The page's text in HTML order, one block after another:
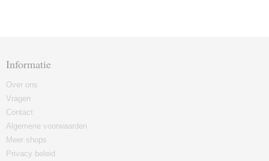
Informatie
Over ons
Vragen
Contact
Algemene voorwaarden
Meer shops
Privacy beleid